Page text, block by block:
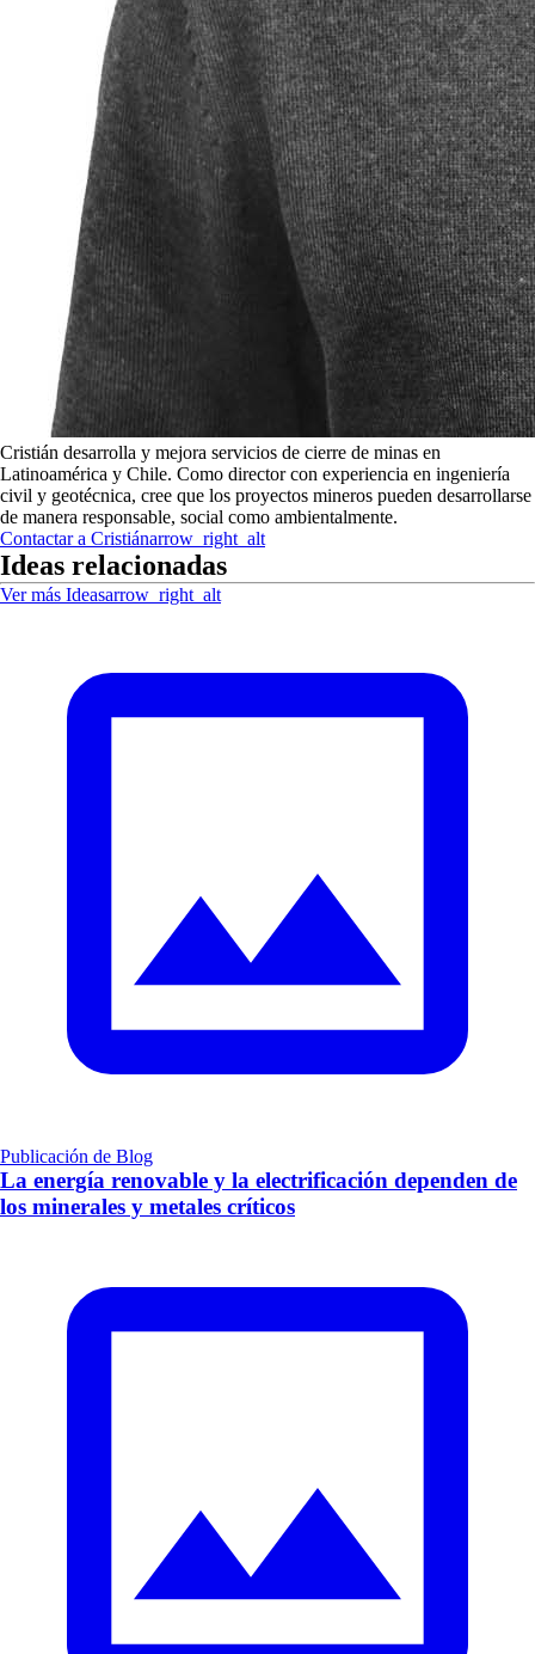
Cristián desarrolla y mejora servicios de cierre de minas en
Latinoamérica y Chile. Como director con experiencia en ingeniería
civil y geotécnica, cree que los proyectos mineros pueden desarrollarse
de manera responsable, social como ambientalmente.
Contactar a Cristiánarrow_right_alt
Ideas relacionadas
Ver más Ideasarrow_right_alt
Publicación de Blog
La energía renovable y la electrificación dependen de
los minerales y metales críticos